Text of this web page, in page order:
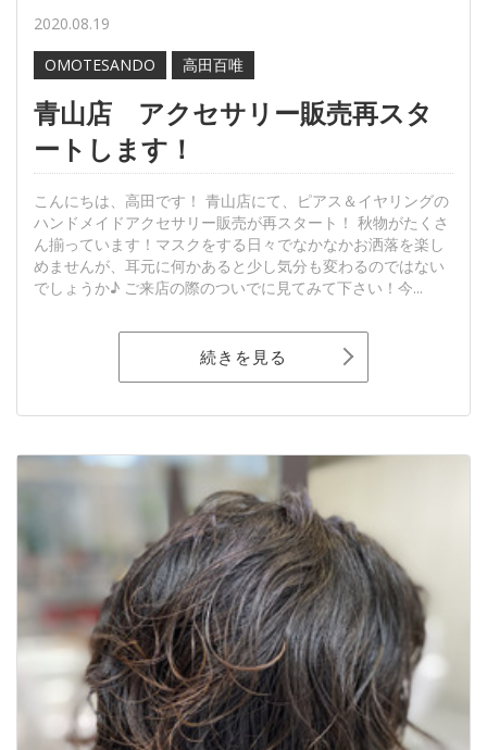
2020.08.19
OMOTESANDO
高田百唯
青山店 アクセサリー販売再スタ
ートします！
こんにちは、高田です！ 青山店にて、ピアス＆イヤリングの
ハンドメイドアクセサリー販売が再スタート！ 秋物がたくさ
ん揃っています！マスクをする日々でなかなかお洒落を楽し
めませんが、耳元に何かあると少し気分も変わるのではない
でしょうか♪ ご来店の際のついでに見てみて下さい！今...
続きを見る